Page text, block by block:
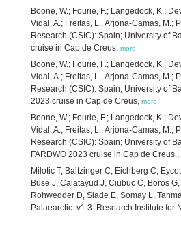
Boone, W.; Fourie, F.; Langedock, K.;
Vidal, A.; Freitas, L., Arjona-Camas, M.;
Research (CSIC): Spain; University of
cruise in Cap de Creus, more
Boone, W.; Fourie, F.; Langedock, K.;
Vidal, A.; Freitas, L., Arjona-Camas, M.;
Research (CSIC): Spain; University of
2023 cruise in Cap de Creus, more
Boone, W.; Fourie, F.; Langedock, K.;
Vidal, A.; Freitas, L., Arjona-Camas, M.;
Research (CSIC): Spain; University of
FARDWO 2023 cruise in Cap de Creus.,
Milotic T, Baltzinger C, Eichberg C,
Buse J, Calatayud J, Ciubuc C, Boros
Rohwedder D, Slade E, Somay L,
Palaearctic. v1.3. Research Institute